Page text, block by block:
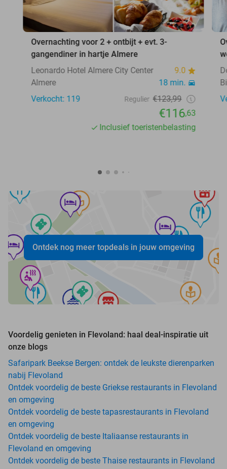
Overnachting voor 2 + ontbijt + evt. 3-
gangendiner in hartje Almere
Leonardo Hotel Almere City Center
9.0
Almere
18 min.
Verkocht: 119
Regulier €123,99
€116,63
Inclusief toeristenbelasting
Ontdek nog meer topdeals in jouw omgeving
Voordelig genieten in Flevoland: haal deal-inspiratie uit
onze blogs
Safaripark Beekse Bergen: ontdek de leukste dierenparken
nabij Flevoland
Ontdek voordelig de beste Griekse restaurants in Flevoland
en omgeving
Ontdek voordelig de beste tapasrestaurants in Flevoland
en omgeving
Ontdek voordelig de beste Italiaanse restaurants in
Flevoland en omgeving
Ontdek voordelig de beste Thaise restaurants in Flevoland